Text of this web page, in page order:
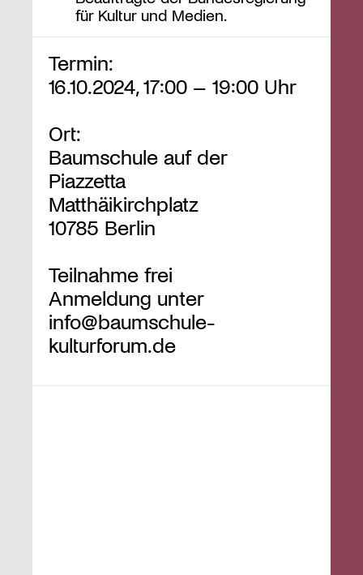
für Kultur und Medien.
Termin:
16.10.2024, 17:00 – 19:00 Uhr
Ort:
Baumschule auf der
Piazzetta
Matthäikirchplatz
10785 Berlin
Teilnahme frei
Anmeldung unter
info@baumschule-
kulturforum.de